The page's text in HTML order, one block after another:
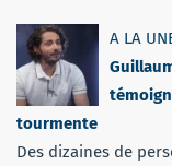
A LA
tourmente
Des dizaines de